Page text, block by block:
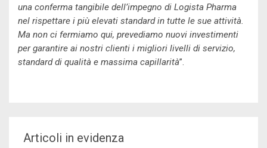
una conferma tangibile dell’impegno di Logista Pharma
nel rispettare i più elevati standard in tutte le sue attività.
Ma non ci fermiamo qui, prevediamo nuovi investimenti
per garantire ai nostri clienti i migliori livelli di servizio,
standard di qualità e massima capillarità”.
Articoli in evidenza